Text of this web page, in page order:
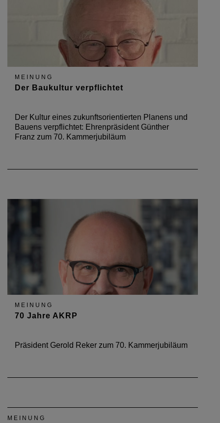
MEINUNG
Der Baukultur verpflichtet
Der Kultur eines zukunftsorientierten Planens und
Bauens verpflichtet: Ehrenpräsident Günther
Franz zum 70. Kammerjubiläum
MEINUNG
70 Jahre AKRP
Präsident Gerold Reker zum 70. Kammerjubiläum
MEINUNG